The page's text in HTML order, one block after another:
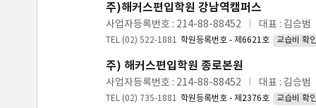
주)해커스편입학원 강남역캠퍼스
사업자등록번호 : 214-88-88452 대표 : 김승범
TEL (02) 522-1881 학원등록번호 - 제6621호 교습비 확
주) 해커스편입학원 종로본원
사업자등록번호 : 214-88-88452 대표 : 김승범
TEL (02) 735-1881 학원등록번호 - 제2376호 교습비 확